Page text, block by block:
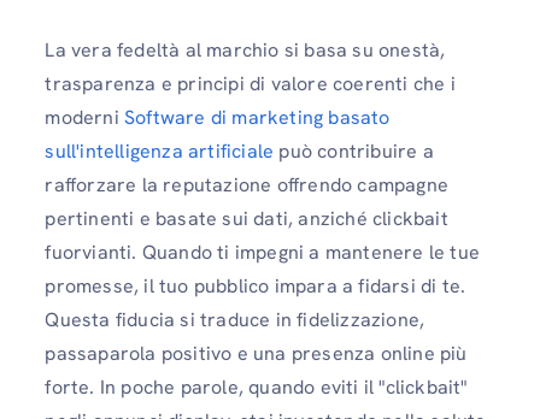
La vera fedeltà al marchio si basa su onestà,
trasparenza e principi di valore coerenti che i
moderni Software di marketing basato
sull'intelligenza artificiale può contribuire a
rafforzare la reputazione offrendo campagne
pertinenti e basate sui dati, anziché clickbait
fuorvianti. Quando ti impegni a mantenere le tue
promesse, il tuo pubblico impara a fidarsi di te.
Questa fiducia si traduce in fidelizzazione,
passaparola positivo e una presenza online più
forte. In poche parole, quando eviti il ​​"clickbait"